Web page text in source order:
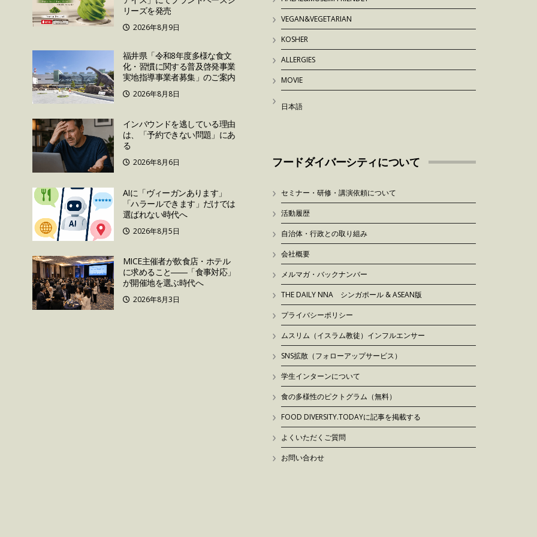
リーズを発売
2026年8月9日
福井県「令和8年度多様な食文
化・習慣に関する普及啓発事業
実地指導事業者募集」のご案内
2026年8月8日
インバウンドを逃している理由
は、「予約できない問題」にあ
る
2026年8月6日
AIに「ヴィーガンあります」
「ハラールできます」だけでは
選ばれない時代へ
2026年8月5日
MICE主催者が飲食店・ホテル
に求めること――「食事対応」
が開催地を選ぶ時代へ
2026年8月3日
VEGAN&VEGETARIAN
KOSHER
ALLERGIES
MOVIE
日本語
フードダイバーシティについて
セミナー・研修・講演依頼について
活動履歴
自治体・行政との取り組み
会社概要
メルマガ・バックナンバー
THE DAILY NNA シンガポール & ASEAN版
プライバシーポリシー
ムスリム（イスラム教徒）インフルエンサー
SNS拡散（フォローアップサービス）
学生インターンについて
食の多様性のピクトグラム（無料）
FOOD DIVERSITY.TODAYに記事を掲載する
よくいただくご質問
お問い合わせ